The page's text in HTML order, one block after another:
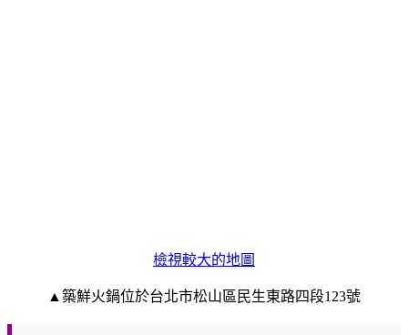
檢視較大的地圖
▲築鮮火鍋位於台北市松山區民生東路四段123號